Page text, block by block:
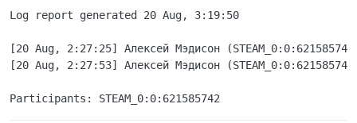
подачи жалоб на игроков? Да
Log report generated 20 Aug, 3:19:50
[20 Aug, 2:27:25] Алексей Мэдисон
[20 Aug, 2:27:53] Алексей Мэдисон